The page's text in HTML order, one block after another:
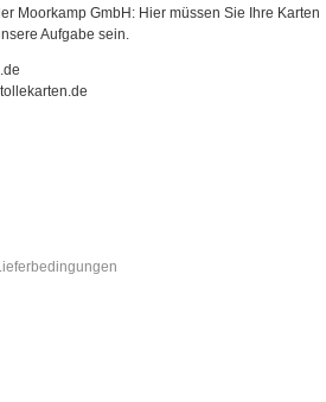
Moorkamp GmbH: Hier müssen Sie Ihre Karten
Aufgabe sein.